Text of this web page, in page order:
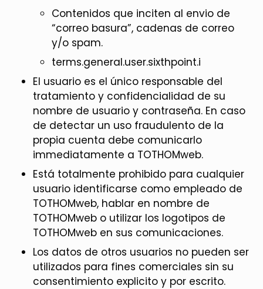
Contenidos que inciten al envio de
“correo basura”, cadenas de correo
y/o spam.
terms.general.user.sixthpoint.i
El usuario es el único responsable del
tratamiento y confidencialidad de su
nombre de usuario y contraseña. En caso
de detectar un uso fraudulento de la
propia cuenta debe comunicarlo
immediatamente a TOTHOMweb.
Está totalmente prohibido para cualquier
usuario identificarse como empleado de
TOTHOMweb, hablar en nombre de
TOTHOMweb o utilizar los logotipos de
TOTHOMweb en sus comunicaciones.
Los datos de otros usuarios no pueden ser
utilizados para fines comerciales sin su
consentimiento explicito y por escrito.